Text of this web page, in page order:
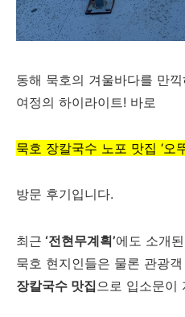
동해 묵호의 겨울바다를 만
여정의 하이라이트! 바로
묵호 장칼국수 노포 맛집 ‘오
방문 후기입니다.
최근 ‘전현무계획’에도 소개
묵호 현지인들은 물론 관광
장칼국수 맛집으로 입소문이